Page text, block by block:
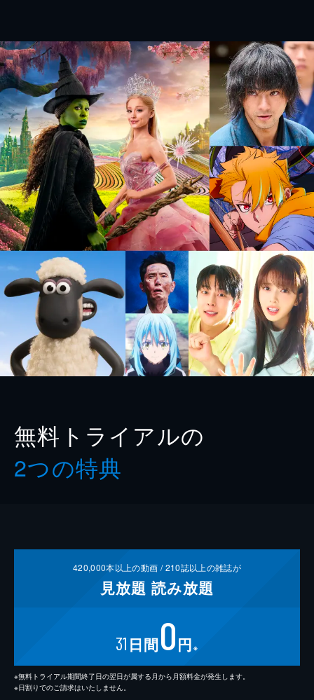
無料トライアルの
2つの特典
420,000本以上の動画 /210誌以上の雑誌が
見放題 読み放題
31 日間0円 ※
※無料トライアル期間終了日の翌日が属する月から月額料金が発生します。
※日割りでのご請求はいたしません。